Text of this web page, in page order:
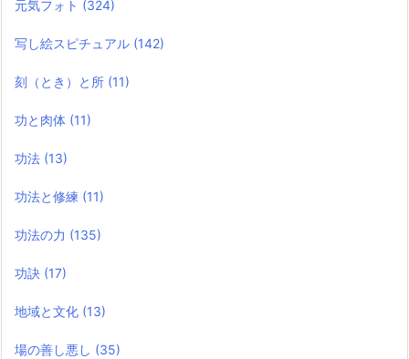
元気フォト (324)
写し絵スピチュアル (142)
刻（とき）と所 (11)
功と肉体 (11)
功法 (13)
功法と修練 (11)
功法の力 (135)
功訣 (17)
地域と文化 (13)
場の善し悪し (35)